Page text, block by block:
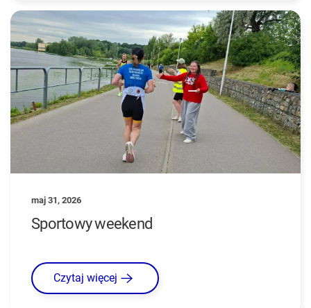
maj 31, 2026
Sportowy weekend
Czytaj więcej